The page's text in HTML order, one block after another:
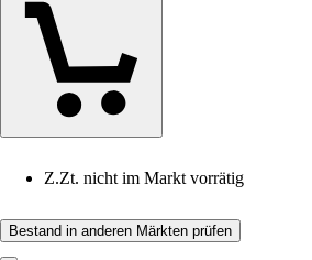
Z.Zt. nicht im Markt vorrätig
Bestand in anderen Märkten prüfen